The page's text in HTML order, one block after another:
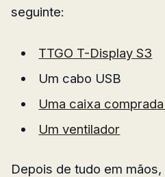
seguinte:
TTGO T-Display S3
Um cabo USB
Uma caixa
Um ventilador
Depois de tudo em